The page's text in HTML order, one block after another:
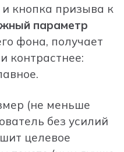
кнопка призыва к
параметр
фона, получает
контрастнее:
(не меньше
без усилий
целевое